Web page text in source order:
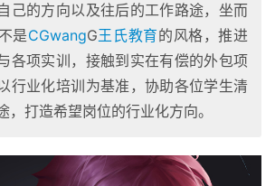
己的方向以及往后的工作路途，坐而
是CGwangG王氏教育的风格，推进
各项实训，接触到实在有偿的外包项
行业化培训为基准，协助各位学生清
，打造希望岗位的行业化方向。